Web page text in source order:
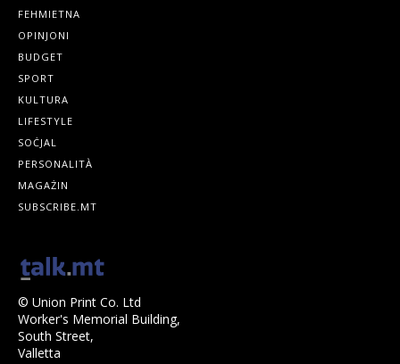
FEHMIETNA
OPINJONI
BUDGET
SPORT
KULTURA
LIFESTYLE
SOĊJAL
PERSONALITÀ
MAGAŻIN
SUBSCRIBE.MT
© Union Print Co. Ltd
Worker's Memorial Building,
South Street,
Valletta